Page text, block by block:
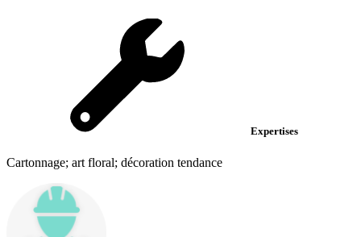
Expertises
Cartonnage; art floral; décoration tendance